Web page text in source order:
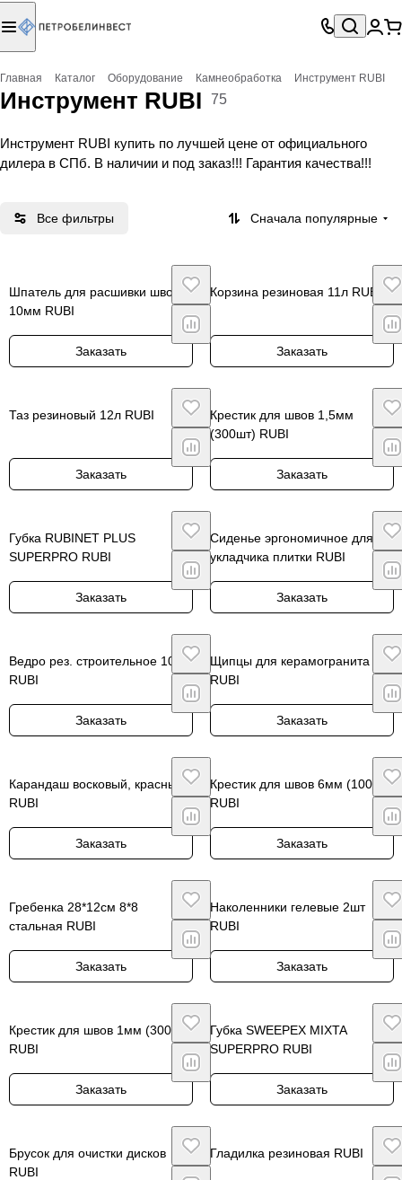
Главная Каталог Оборудование Камнеобработка Инструмент RUBI
Инструмент RUBI 75
Инструмент RUBI купить по лучшей цене от официального
дилера в СПб. В наличии и под заказ!!! Гарантия качества!!!
Все фильтры Сначала популярные
Шпатель для расшивки швов
10мм RUBI
Заказать
Корзина резиновая 11л RUBI
Заказать
Таз резиновый 12л RUBI
Заказать
Крестик для швов 1,5мм
(300шт) RUBI
Заказать
Губка RUBINET PLUS
SUPERPRO RUBI
Заказать
Сиденье эргономичное для
укладчика плитки RUBI
Заказать
Ведро рез. строительное 10л
RUBI
Заказать
Щипцы для керамогранита
RUBI
Заказать
Карандаш восковый, красный
RUBI
Заказать
Крестик для швов 6мм (100шт)
RUBI
Заказать
Гребенка 28*12см 8*8
стальная RUBI
Заказать
Наколенники гелевые 2шт
RUBI
Заказать
Крестик для швов 1мм (300шт)
RUBI
Заказать
Губка SWEEPEX MIXTA
SUPERPRO RUBI
Заказать
Брусок для очистки дисков
RUBI
Гладилка резиновая RUBI